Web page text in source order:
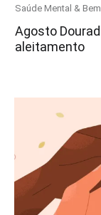
Category
Saúde Mental &
Agosto
aleitamento